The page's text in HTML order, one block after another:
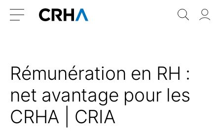
Retour
Rémunération en RH :
net avantage pour les
CRHA | CRIA